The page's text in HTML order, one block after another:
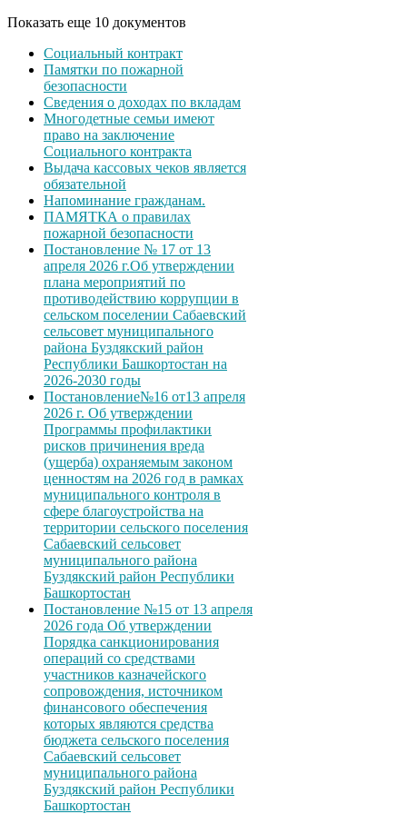
Показать еще 10 документов
Социальный контракт
Памятки по пожарной
безопасности
Сведения о доходах по вкладам
Многодетные семьи имеют
право на заключение
Социального контракта
Выдача кассовых чеков является
обязательной
Напоминание гражданам.
ПАМЯТКА о правилах
пожарной безопасности
Постановление № 17 от 13
апреля 2026 г.Об утверждении
плана мероприятий по
противодействию коррупции в
сельском поселении Сабаевский
сельсовет муниципального
района Буздякский район
Республики Башкортостан на
2026-2030 годы
Постановление№16 от13 апреля
2026 г. Об утверждении
Программы профилактики
рисков причинения вреда
(ущерба) охраняемым законом
ценностям на 2026 год в рамках
муниципального контроля в
сфере благоустройства на
территории сельского поселения
Сабаевский сельсовет
муниципального района
Буздякский район Республики
Башкортостан
Постановление №15 от 13 апреля
2026 года Об утверждении
Порядка санкционирования
операций со средствами
участников казначейского
сопровождения, источником
финансового обеспечения
которых являются средства
бюджета сельского поселения
Сабаевский сельсовет
муниципального района
Буздякский район Республики
Башкортостан